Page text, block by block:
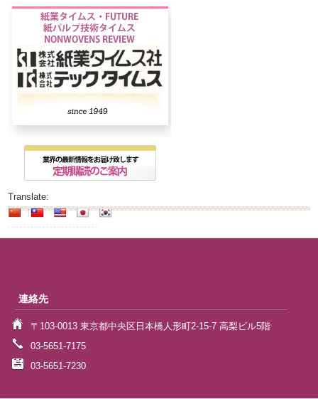
Translate:
連絡先
〒103-0013 東京都中央区日本橋人形町2-15-7 高梨ビル5階
03-5651-7175
03-5651-7230